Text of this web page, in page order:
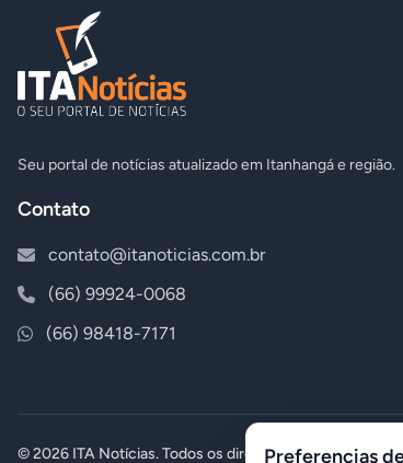
Seu portal de notícias atualizado em Itanhangá e região.
Contato
contato@itanoticias.com.br
(66) 99924-0068
(66) 98418-7171
© 2026 ITA Notícias. Todos os direitos reservados.
Preferencias